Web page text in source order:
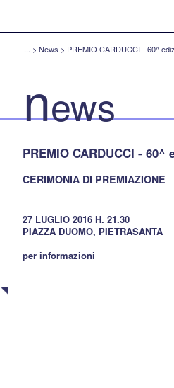
... > News > PREMIO CARDUCCI - 60^
news
PREMIO CARDUCCI - 60^
CERIMONIA DI PREMIAZIONE
27 LUGLIO 2016 H. 21.30
PIAZZA DUOMO, PIETRASANTA
per informazioni